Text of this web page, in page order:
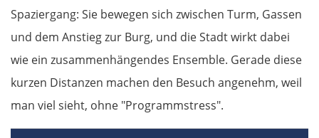
Spaziergang: Sie bewegen sich zwischen Turm, Gassen
und dem Anstieg zur Burg, und die Stadt wirkt dabei
wie ein zusammenhängendes Ensemble. Gerade diese
kurzen Distanzen machen den Besuch angenehm, weil
man viel sieht, ohne "Programmstress".
Ioannina
Argos Orestiko
Giannitsa